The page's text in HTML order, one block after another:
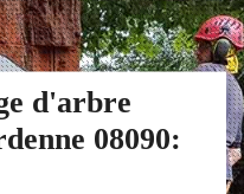
d'arbre
08090: